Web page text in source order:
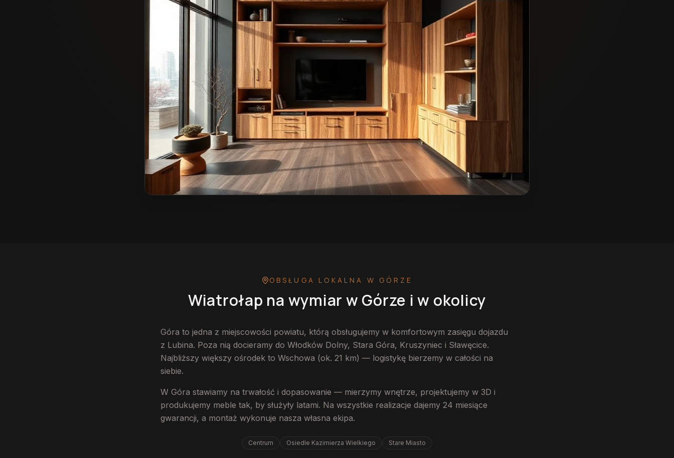
OBSŁUGA LOKALNA W GÓRZE
Wiatrołap na wymiar w Górze i w okolicy
Góra to jedna z miejscowości powiatu, którą obsługujemy w komfortowym zasięgu dojazdu
z Lubina. Poza nią docieramy do Włodków Dolny, Stara Góra, Kruszyniec i Sławęcice.
Najbliższy większy ośrodek to Wschowa (ok. 21 km) — logistykę bierzemy w całości na
siebie.
W Góra stawiamy na trwałość i dopasowanie — mierzymy wnętrze, projektujemy w 3D i
produkujemy meble tak, by służyły latami. Na wszystkie realizacje dajemy 24 miesiące
gwarancji, a montaż wykonuje nasza własna ekipa.
Centrum Osiedle Kazimierza Wielkiego Stare Miasto